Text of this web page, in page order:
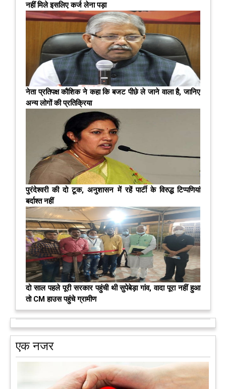
नहीं मिले इसलिए कर्ज लेना पड़ा
नेता प्रतिपक्ष कौशिक ने कहा कि बजट पीछे ले जाने वाला है, जानिए
अन्य लोगों की प्रतिक्रिया
पुरंदेश्वरी की दो टूक, अनुशासन में रहें पार्टी के विरुद्ध टिप्पणियां
बर्दाश्त नहीं
दो साल पहले पूरी सरकार पहुंची थी सुपेबेड़ा गांव, वादा पूरा नहीं हुआ
तो CM हाउस पहुंचे ग्रामीण
एक नजर